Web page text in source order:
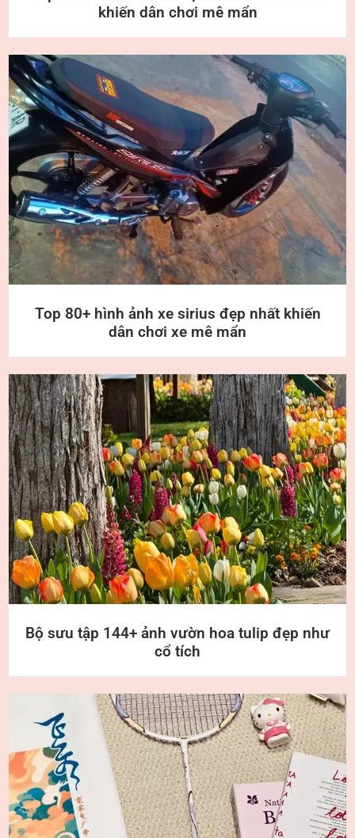
khiến dân chơi mê mẩn
Top 80+ hình ảnh xe sirius đẹp nhất khiến
dân chơi xe mê mẩn
Bộ sưu tập 144+ ảnh vườn hoa tulip đẹp như
cổ tích